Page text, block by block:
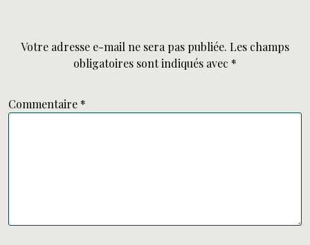
Votre adresse e-mail ne sera pas publiée. Les champs
obligatoires sont indiqués avec *
Commentaire *